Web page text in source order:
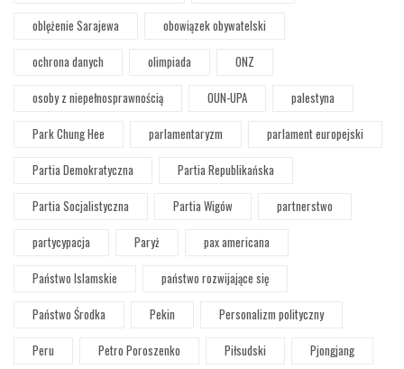
oblężenie Sarajewa
obowiązek obywatelski
ochrona danych
olimpiada
ONZ
osoby z niepełnosprawnością
OUN-UPA
palestyna
Park Chung Hee
parlamentaryzm
parlament europejski
Partia Demokratyczna
Partia Republikańska
Partia Socjalistyczna
Partia Wigów
partnerstwo
partycypacja
Paryż
pax americana
Państwo Islamskie
państwo rozwijające się
Państwo Środka
Pekin
Personalizm polityczny
Peru
Petro Poroszenko Piłsudski
Pjongjang